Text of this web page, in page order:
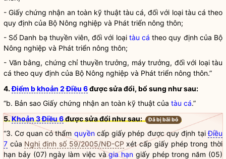
- Giấy chứng nhận an toàn kỹ thuậttàu cá, đối với loại tàu cá theo
quy định của Bộ Nông nghiệp và Phát triển nông thôn;
- Sổ Danh bạ thuyền viên, đối với loại tàu cá theo quy định của Bộ
Nông nghiệp và Phát triển nông thôn;
- Văn bằng, chứng chỉ thuyền trưởng, máy trưởng, đối với loại tàu
cá theo quy định của Bộ Nông nghiệp và Phát triển nông thôn.”
4.Điểm b khoản 2 Điều 6được sửa đổi, bổ sung như sau:
“b. Bản sao Giấy chứng nhận an toàn kỹ thuật của tàu cá.”
5.Khoản 3 Điều 6được sửa đổi như sau: Đã bị bãi bỏ
“3. Cơ quan có thẩm quyềncấp giấy phép được quy định tạiĐiều
7 của Nghị định số 59/2005/NĐ-CP xét cấp giấy phép trong thời
hạn bảy (07) ngày làm việc vàgia hạn giấy phép trong năm (05)